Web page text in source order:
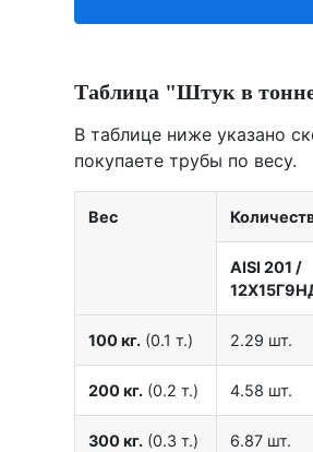
Таблица "Штук в
В таблице ниже указано
покупаете трубы по весу.
Вес
AISI 201 /
100 кг. (0.1 т.) 2.29 шт.
200 кг. (0.2 т.) 4.58 шт.
300 кг. (0.3 т.) 6.87 шт.